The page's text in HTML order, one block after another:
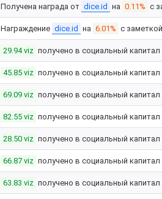
Получена награда от dice.id на 0.11% с
Награждение dice.id на 6.01% с
29.94 viz получено в социальный
45.85 viz получено в социальный
69.09 viz получено в социальный
82.55 viz получено в социальный
28.50 viz получено в социальный
66.87 viz получено в социальный
63.83 viz получено в социальный